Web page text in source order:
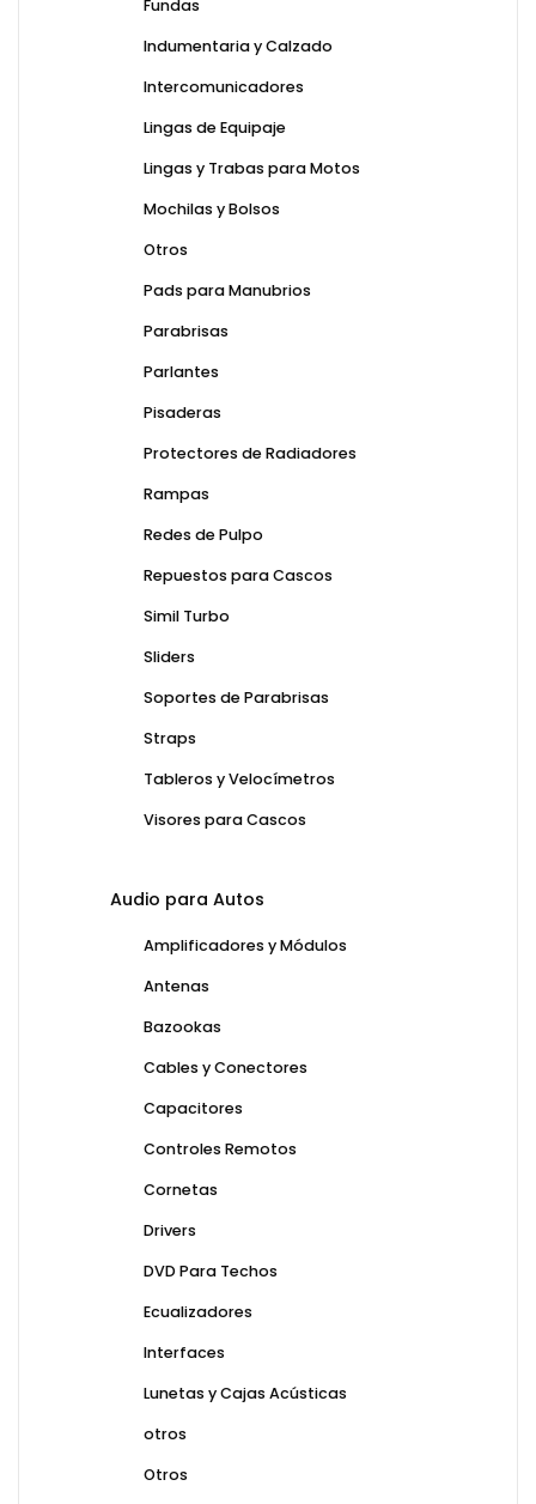
Fundas
Indumentaria y Calzado
Intercomunicadores
Lingas de Equipaje
Lingas y Trabas para Motos
Mochilas y Bolsos
Otros
Pads para Manubrios
Parabrisas
Parlantes
Pisaderas
Protectores de Radiadores
Rampas
Redes de Pulpo
Repuestos para Cascos
Simil Turbo
Sliders
Soportes de Parabrisas
Straps
Tableros y Velocímetros
Visores para Cascos
Audio para Autos
Amplificadores y Módulos
Antenas
Bazookas
Cables y Conectores
Capacitores
Controles Remotos
Cornetas
Drivers
DVD Para Techos
Ecualizadores
Interfaces
Lunetas y Cajas Acústicas
otros
Otros